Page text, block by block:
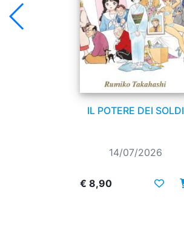
IL POTERE DEI SOLDI
14/07/2026
€ 8,90